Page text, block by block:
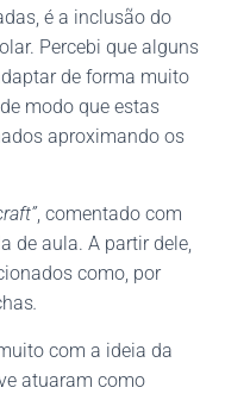
é a inclusão do
Percebi que alguns
de forma muito
modo que estas
aproximando os
, comentado com
de aula. A partir dele,
como, por
.
com a ideia da
atuaram como